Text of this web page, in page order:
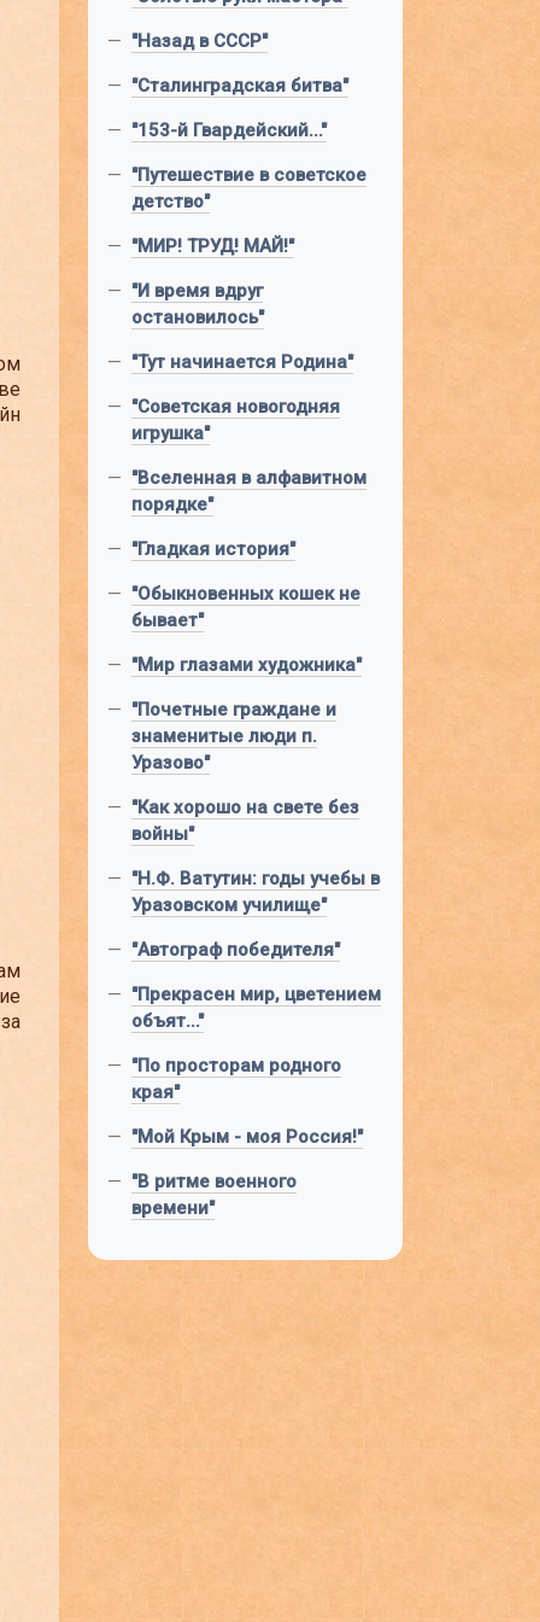
— "Назад в СССР"
— "Сталинградская битва"
— "153-й Гвардейский..."
— "Путешествие в советское
детство"
— "МИР! ТРУД! МАЙ!"
— "И время вдруг
остановилось"
— "Тут начинается Родина"
— "Советская новогодняя
игрушка"
— "Вселенная в алфавитном
порядке"
— "Гладкая история"
— "Обыкновенных кошек не
бывает"
— "Мир глазами художника"
— "Почетные граждане и
знаменитые люди п.
Уразово"
— "Как хорошо на свете без
войны"
— "Н.Ф. Ватутин: годы учебы в
Уразовском училище"
— "Автограф победителя"
— "Прекрасен мир, цветением
объят..."
— "По просторам родного
края"
— "Мой Крым - моя Россия!"
— "В ритме военного
времени"